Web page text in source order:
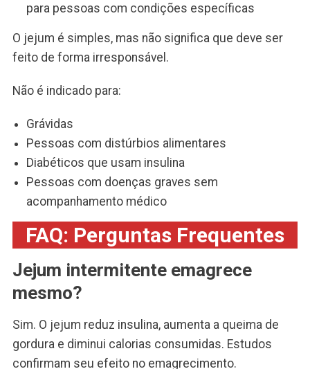
para pessoas com condições específicas
O jejum é simples, mas não significa que deve ser
feito de forma irresponsável.
Não é indicado para:
Grávidas
Pessoas com distúrbios alimentares
Diabéticos que usam insulina
Pessoas com doenças graves sem
acompanhamento médico
FAQ: Perguntas Frequentes
Jejum intermitente emagrece
mesmo?
Sim. O jejum reduz insulina, aumenta a queima de
gordura e diminui calorias consumidas. Estudos
confirmam seu efeito no emagrecimento.